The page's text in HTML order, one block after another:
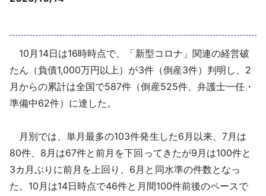
導入事例
採用情報
10月14日は16時時点で、「新型コロナ」関連の経営破
たん（負債1,000万円以上）が3件（倒産3件）判明し、2
月からの累計は全国で587件（倒産525件、弁護士一任・
準備中62件）に達した。
月別では、単月最多の103件発生した6月以来、7月は
80件、8月は67件と前月を下回ってきたが9月は100件と
3カ月ぶりに前月を上回り、6月と同水準の件数となっ
た。10月は14日時点で46件と月間100件前後のペースで